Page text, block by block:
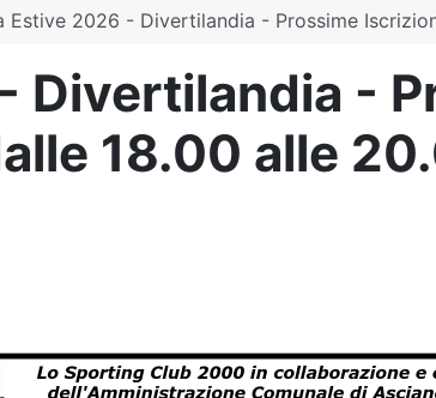
Estive 2026 - Divertilandia - Prossime
Divertilandia -
18.00 alle